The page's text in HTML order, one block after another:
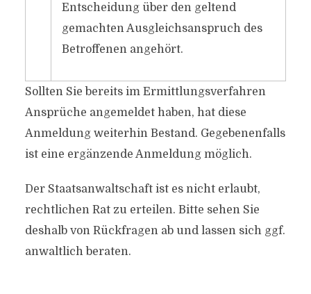
Entscheidung über den geltend
gemachten Ausgleichsanspruch des
Betroffenen angehört.
Sollten Sie bereits im Ermittlungsverfahren
Ansprüche angemeldet haben, hat diese
Anmeldung weiterhin Bestand. Gegebenenfalls
ist eine ergänzende Anmeldung möglich.
Der Staatsanwaltschaft ist es nicht erlaubt,
rechtlichen Rat zu erteilen. Bitte sehen Sie
deshalb von Rückfragen ab und lassen sich ggf.
anwaltlich beraten.